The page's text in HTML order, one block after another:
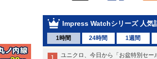
Impress Watchシリーズ 人気
1時間 24時間 1週間
ユニクロ、今日から「お盆特別セー